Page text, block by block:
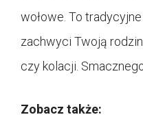
wołowe. To
zachwyci Twoją
czy kolacji.
Zobacz także: